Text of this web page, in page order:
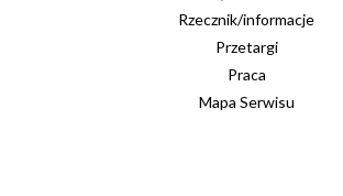
Rzecznik/informacje
Przetargi
Praca
Mapa Serwisu